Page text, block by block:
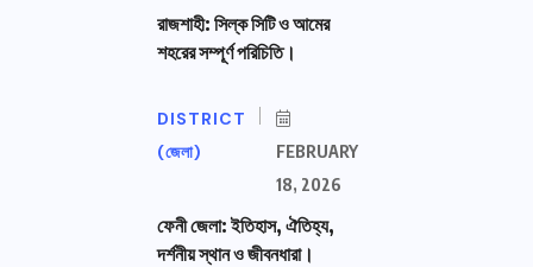
রাজশাহী: সিল্ক সিটি ও আমের
শহরের সম্পূর্ণ পরিচিতি।
DISTRICT
(জেলা)
FEBRUARY
18, 2026
ফেনী জেলা: ইতিহাস, ঐতিহ্য,
দর্শনীয় স্থান ও জীবনধারা।